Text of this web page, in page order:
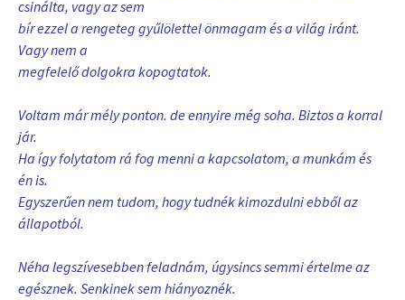
csinálta, vagy az sem
bír ezzel a rengeteg gyűlölettel önmagam és a világ iránt.
Vagy nem a
megfelelő dolgokra kopogtatok.
Voltam már mély ponton. de ennyire még soha. Biztos a korral
jár.
Ha így folytatom rá fog menni a kapcsolatom, a munkám és
én is.
Egyszerűen nem tudom, hogy tudnék kimozdulni ebből az
állapotból.
Néha legszívesebben feladnám, úgysincs semmi értelme az
egésznek. Senkinek sem hiányoznék.